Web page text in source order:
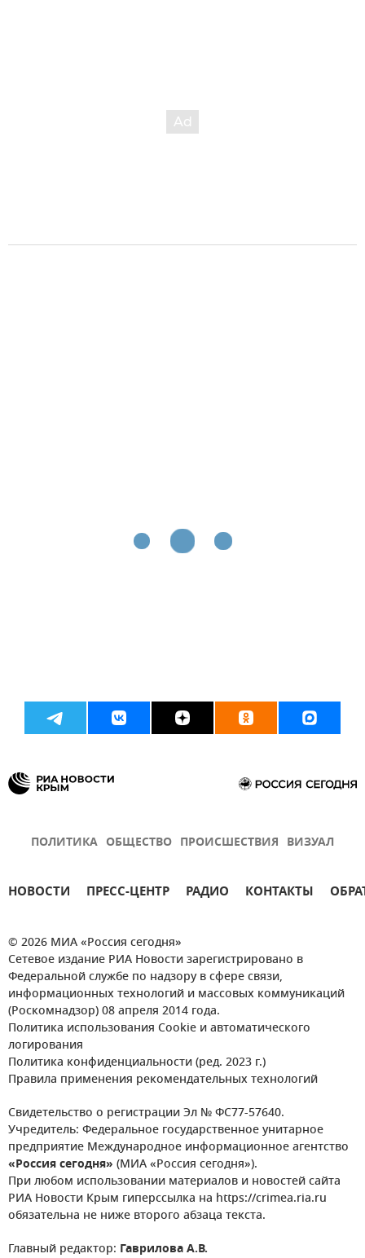
ПОЛИТИКА ОБЩЕСТВО ПРОИСШЕСТВИЯ ВИЗУАЛ
НОВОСТИ ПРЕСС-ЦЕНТР РАДИО КОНТАКТЫ
© 2026 МИА «Россия сегодня»
Сетевое издание РИА Новости зарегистрировано в
Федеральной службе по надзору в сфере связи,
информационных технологий и массовых коммуникаций
(Роскомнадзор) 08 апреля 2014 года.
Политика использования Cookie и автоматического
логирования
Политика конфиденциальности (ред. 2023 г.)
Правила применения рекомендательных технологий
Свидетельство о регистрации Эл № ФС77-57640.
Учредитель: Федеральное государственное унитарное
предприятие Международное информационное агентство
«Россия сегодня» (МИА «Россия сегодня»).
При любом использовании материалов и новостей сайта
РИА Новости Крым гиперссылка на https://crimea.ria.ru
обязательна не ниже второго абзаца текста.
Главный редактор: Гаврилова А.В.